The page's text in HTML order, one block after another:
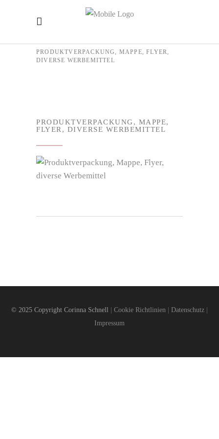
PRODUKTVERPACKUNG, MAPPE, FLYER,
DIVERSE WERBEMITTEL
PRODUKTVERPACKUNG, MAPPE,
FLYER, DIVERSE WERBEMITTEL
© 2025 Copyright Corinna Schnell Cookie Richtlinien Datenschutz
Impressum